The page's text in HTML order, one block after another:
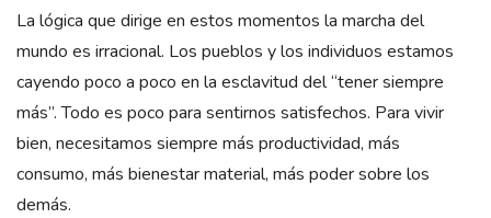
La lógica que dirige en estos momentos la marcha del
mundo es irracional. Los pueblos y los individuos estamos
cayendo poco a poco en la esclavitud del “tener siempre
más”. Todo es poco para sentirnos satisfechos. Para vivir
bien, necesitamos siempre más productividad, más
consumo, más bienestar material, más poder sobre los
demás.